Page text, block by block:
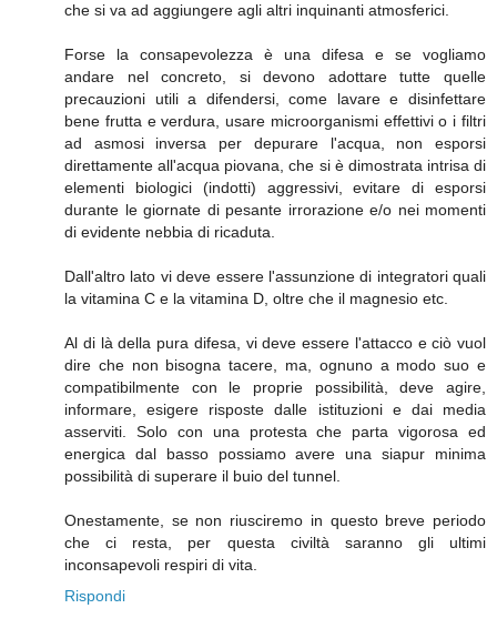
che si va ad aggiungere agli altri inquinanti atmosferici.
Forse la consapevolezza è una difesa e se vogliamo
andare nel concreto, si devono adottare tutte quelle
precauzioni utili a difendersi, come lavare e disinfettare
bene frutta e verdura, usare microorganismi effettivi o i filtri
ad asmosi inversa per depurare l'acqua, non esporsi
direttamente all'acqua piovana, che si è dimostrata intrisa di
elementi biologici (indotti) aggressivi, evitare di esporsi
durante le giornate di pesante irrorazione e/o nei momenti
di evidente nebbia di ricaduta.
Dall'altro lato vi deve essere l'assunzione di integratori quali
la vitamina C e la vitamina D, oltre che il magnesio etc.
Al di là della pura difesa, vi deve essere l'attacco e ciò vuol
dire che non bisogna tacere, ma, ognuno a modo suo e
compatibilmente con le proprie possibilità, deve agire,
informare, esigere risposte dalle istituzioni e dai media
asserviti. Solo con una protesta che parta vigorosa ed
energica dal basso possiamo avere una siapur minima
possibilità di superare il buio del tunnel.
Onestamente, se non riusciremo in questo breve periodo
che ci resta, per questa civiltà saranno gli ultimi
inconsapevoli respiri di vita.
Rispondi